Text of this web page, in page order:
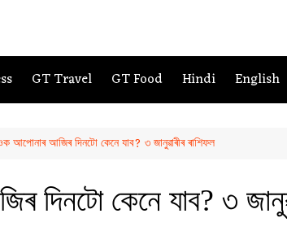
GT Travel GT Food Hindi English
আপোনাৰ আজিৰ দিনটো কেনে যাব? ৩ জানুৱাৰীৰ ৰাশিফল
দিনটো কেনে যাব? ৩